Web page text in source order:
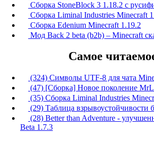
Сборка StoneBlock 3 1.18.2 с
Сборка Liminal Industries Minecraft
Сборка Edenium Minecraft 1.19.2
Мод Back 2 beta (b2b) – Minecraft
Самое
(324) Символы UTF-8 для чата
(47) [Сборка] Новое поколение
(35) Сборка Liminal Industries
(29) Таблица взрывоустойчивости
(28) Better than Adventure -
Beta 1.7.3